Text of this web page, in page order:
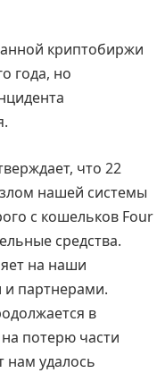
криптобиржи
года, но
что 22
нашей системы
с кошельков Four
средства.
на наши
и партнерами.
в
потерю части
нам удалось